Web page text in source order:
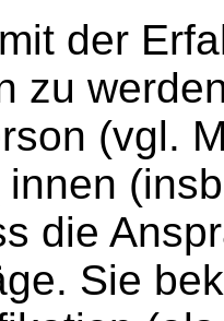
der
zu
(vgl.
die
Sie